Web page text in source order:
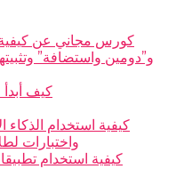
كورس مجاني عن كيفية
و”دومين واستضافة”
كيف
كيفية استخدام
واختبارات
كيفية استخدام